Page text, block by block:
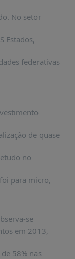
No setor
Estados,
federativas
de quase
no
para micro,
se
em 2013,
58% nas